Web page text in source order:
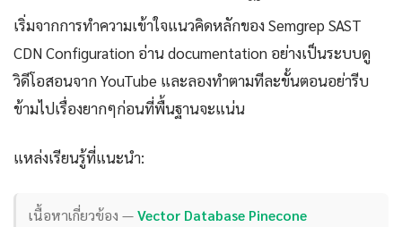
เริ่มจากการทำความเข้าใจแนวคิดหลักของ Semgrep SAST
CDN Configuration อ่าน documentation อย่างเป็นระบบดู
วิดีโอสอนจาก YouTube และลองทำตามทีละขั้นตอนอย่ารีบ
ข้ามไปเรื่องยากๆก่อนที่พื้นฐานจะแน่น
แหล่งเรียนรู้ที่แนะนำ:
เนื้อหาเกี่ยวข้อง —Vector Database Pinecone